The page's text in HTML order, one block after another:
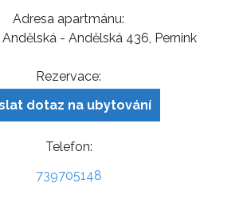
Adresa apartmánu:
- Andělská 436, Pernink
Rezervace:
dotaz na ubytování
Telefon:
739705148